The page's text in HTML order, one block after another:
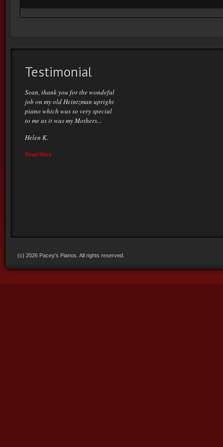
Testimonial
Sean, thank you for the wondeful
job on my old Heintzman upright
piano which was so very special
to me as it was my Mothers...
Helen K.
Read More
(c) 2026 Pacey's Pianos. All rights reserved.